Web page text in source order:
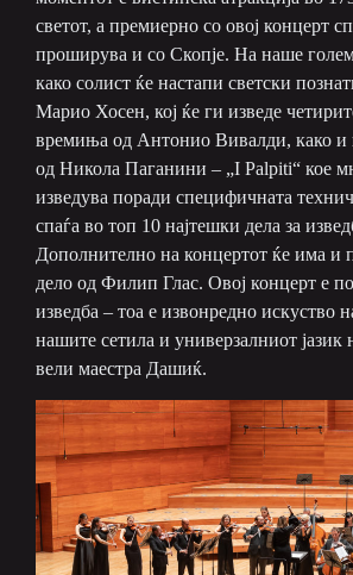
светот, а премиерно со овој концерт
проширува и со Скопје. На наше
како солист ќе настапи светски
Марио Хосен, кој ќе ги изведе
времиња од Антонио Вивалди, како и
од Никола Паганини – „I Palpiti“ кое
изведува поради специфичната
спаѓа во топ 10 најтешки дела за
Дополнително на концертот ќе има и
дело од Филип Глас. Овој концерт е
изведба – тоа е извонредно искуство
нашите сетила и универзалниот јазик
вели маестра Дашиќ.